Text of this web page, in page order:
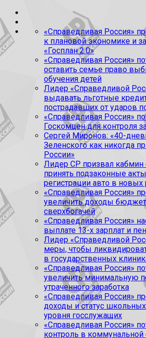
«Справедливая Россия»
к плановой экономике и
«Госплан 2.0»
«Справедливая Россия»
оставить семье право
обучения детей
Лидер «Справедливой
выдавать льготные
пострадавших от ударов
«Справедливая Россия»
Госкомцен для контроля
Сергей Миронов: «40-
Зеленского как никогда
России»
Лидер СР призвал кабмин
принять подзаконные
регистрации авто в новых
«Справедливая Россия»
увеличить доходы
сверхбогачей
«Справедливая Россия»
выплате 13-х зарплат и
Лидер «Справедливой
меры, чтобы
в государственных
«Справедливая Россия»
увеличить минимальную
утраченного заработка
«Справедливая Россия»
доходы и статус
уровня госслужащих
«Справедливая Россия»
контроль в